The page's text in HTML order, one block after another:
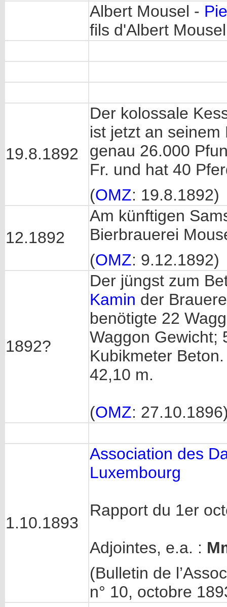
Albert Mousel -
fils d'Albert
19.8.1892
Der kolossale
ist jetzt an
genau 26.000
Fr. und hat 40
(OMZ: 19.8.1892)
12.1892
Am künftigen
Bierbrauerei
(OMZ: 9.12.1892)
1892?
Der jüngst zum
Kamin der
benötigte 22
Waggon Gewicht;
Kubikmeter
42,10 m.
(OMZ:
1.10.1893
Association des
Luxembourg
Rapport du 1er
Adjointes, e.a. :
(Bulletin de
n° 10, octobre